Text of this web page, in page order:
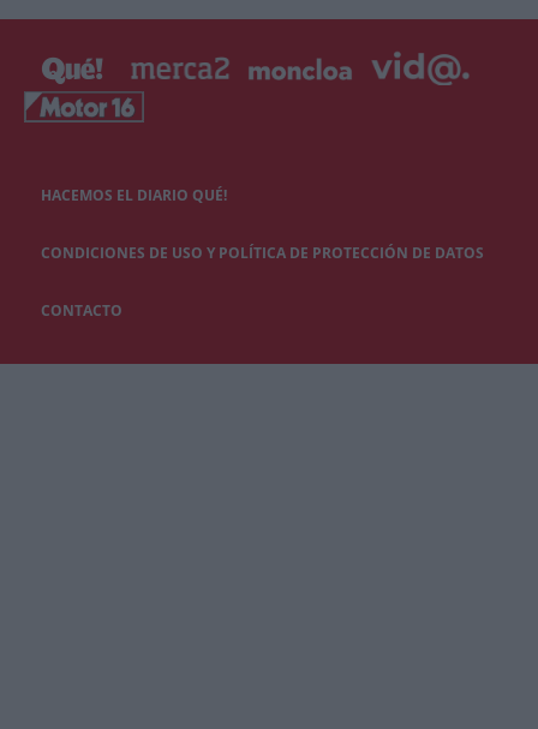
HACEMOS EL DIARIO QUÉ!
CONDICIONES DE USO Y POLÍTICA DE PROTECCIÓN DE DATOS
CONTACTO